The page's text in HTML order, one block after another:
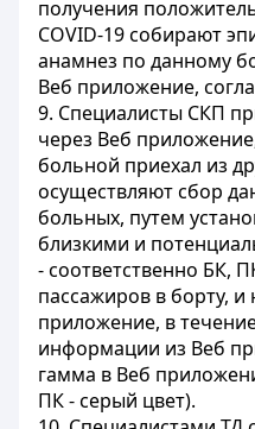
получения
COVID-19 собирают
анамнез по данному
Веб приложение,
9. Специалисты СКП
через Веб
больной приехал из
осуществляют сбор
больных, путем
близкими и
- соответственно БК,
пассажиров в борту,
приложение, в
информации из Веб
гамма в Веб
ПК - серый цвет).